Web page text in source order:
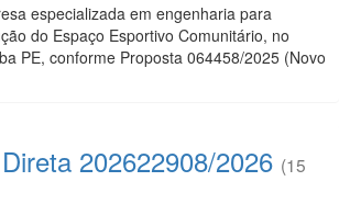
especializada em engenharia para
do Espaço Esportivo Comunitário, no
PE, conforme Proposta 064458/2025 (Novo
202622908/2026 (15